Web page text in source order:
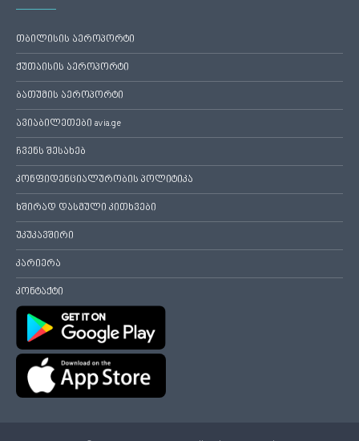
თბილისის აეროპორტი
ქუთაისის აეროპორტი
ბათუმის აეროპორტი
ავიაბილეთები avia.ge
ჩვენს შესახებ
კონფიდენციალურობის პოლიტიკა
ხშირად დასმული კითხვები
უკუკავშირი
კარიერა
კონტაქტი